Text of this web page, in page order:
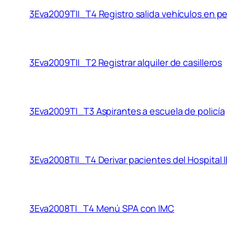
3Eva2009TII_T4 Registro salida vehículos en
3Eva2009TII_T2 Registrar alquiler de casilleros
3Eva2009TI_T3 Aspirantes a escuela de policía
3Eva2008TII_T4 Derivar pacientes del Hospital
3Eva2008TI_T4 Menú SPA con IMC